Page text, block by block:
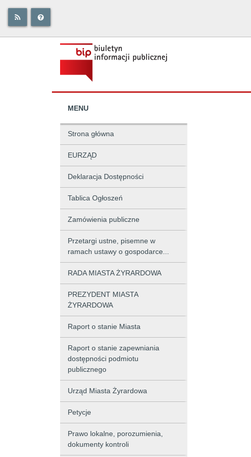
MENU
Strona główna
EURZĄD
Deklaracja Dostępności
Tablica Ogłoszeń
Zamówienia publiczne
Przetargi ustne, pisemne w
ramach ustawy o gospodarce...
RADA MIASTA ŻYRARDOWA
PREZYDENT MIASTA
ŻYRARDOWA
Raport o stanie Miasta
Raport o stanie zapewniania
dostępności podmiotu
publicznego
Urząd Miasta Żyrardowa
Petycje
Prawo lokalne, porozumienia,
dokumenty kontroli